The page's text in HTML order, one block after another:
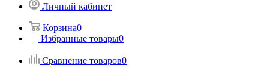
Личный кабинет
Корзина0
Избранные товары0
Сравнение товаров0